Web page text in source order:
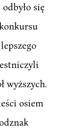
się
wyższych.
osiem